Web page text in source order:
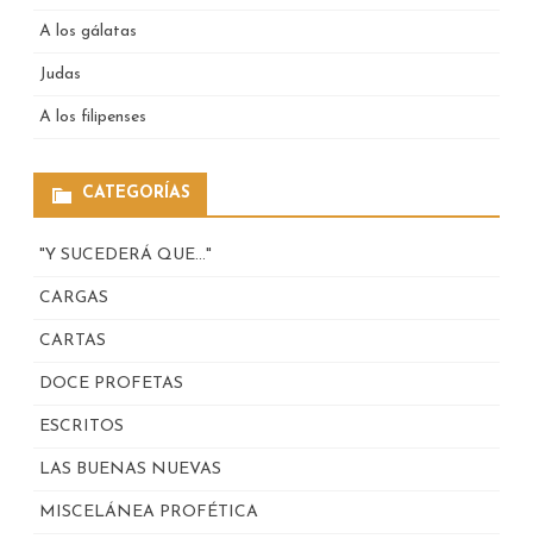
A los gálatas
Judas
A los filipenses
CATEGORÍAS
"Y SUCEDERÁ QUE…"
CARGAS
CARTAS
DOCE PROFETAS
ESCRITOS
LAS BUENAS NUEVAS
MISCELÁNEA PROFÉTICA